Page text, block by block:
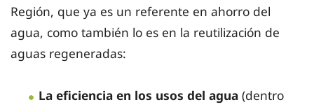
Región, que ya es un referente en ahorro del
agua, como también lo es en la reutilización de
aguas regeneradas:
La eficiencia en los usos del agua (dentro